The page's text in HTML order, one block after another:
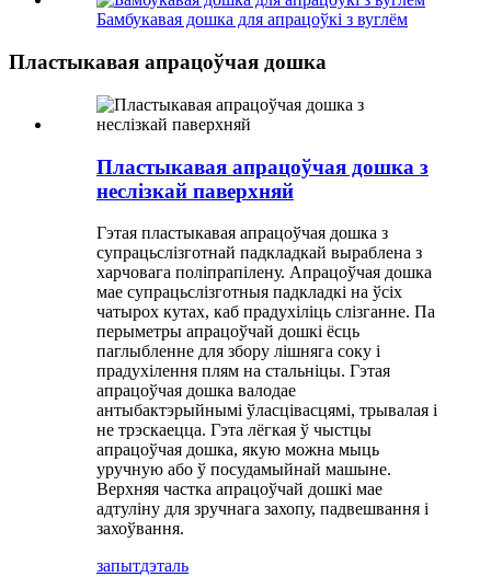
Бамбукавая дошка для апрацоўкі з вуглём
Пластыкавая апрацоўчая дошка
Пластыкавая апрацоўчая дошка з
неслізкай паверхняй
Гэтая пластыкавая апрацоўчая дошка з
супрацьслізготнай падкладкай выраблена з
харчовага поліпрапілену. Апрацоўчая дошка
мае супрацьслізготныя падкладкі на ўсіх
чатырох кутах, каб прадухіліць слізганне. Па
перыметры апрацоўчай дошкі ёсць
паглыбленне для збору лішняга соку і
прадухілення плям на стальніцы. Гэтая
апрацоўчая дошка валодае
антыбактэрыйнымі ўласцівасцямі, трывалая і
не трэскаецца. Гэта лёгкая ў чыстцы
апрацоўчая дошка, якую можна мыць
уручную або ў посудамыйнай машыне.
Верхняя частка апрацоўчай дошкі мае
адтуліну для зручнага захопу, падвешвання і
захоўвання.
запытдэталь